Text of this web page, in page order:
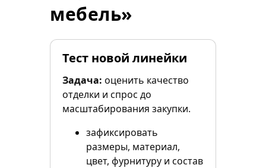
мебель»
Тест новой линейки
Задача: оценить качество
отделки и спрос до
масштабирования закупки.
зафиксировать
размеры, материал,
цвет, фурнитуру и состав